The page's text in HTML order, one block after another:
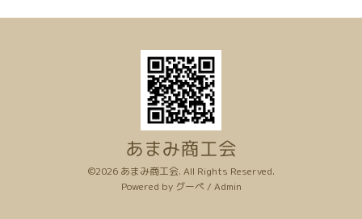
あまみ商工会
©2026 あまみ商工会. All Rights Reserved.
Powered by グーペ / Admin